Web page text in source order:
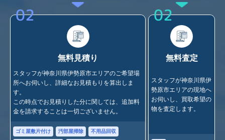
02
無料見積り
スタッフが神奈川県伊勢原市エリアのご希望場
所へお伺いし、詳細なお見積もりを算出しま
す。
この時点でお見積りした分に関しては、追加料
金を請求することは一切ございません。
ゴミ屋敷片付け 汚部屋掃除 不用品回収
02
無料査定
スタッフが神奈川県伊
勢原市エリアの現地へ
お伺いし、買取希望の
物を査定します。